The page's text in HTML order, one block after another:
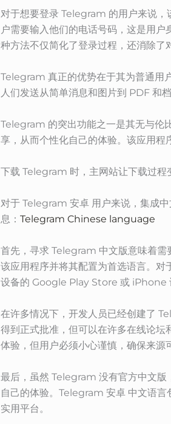
对于想要登录 Telegram 的用户来说，
户需要输入他们的电话号码，这是用
种方法不仅简化了登录过程，还消除了
Telegram 真正的优势在于其为普通用
人们发送从简单消息和图片到 PDF 和
Telegram 的突出功能之一是其无与伦
享，从而个性化自己的体验。该应用程
下载 Telegram 时，主网站让下载过程
对于 Telegram 安卓 用户来说，集成
息： Telegram Chinese language
首先，寻求 Telegram 中文版意味着需
该应用程序并将其配置为首选语言。
设备的 Google Play Store 或 iPhone
在许多情况下，开发人员已经创建了
得到正式批准，但可以在许多在线论
体验，但用户必须小心谨慎，确保来源
最后，虽然 Telegram 没有官方中文版
自己的体验。Telegram 安卓 中文语
实用平台。